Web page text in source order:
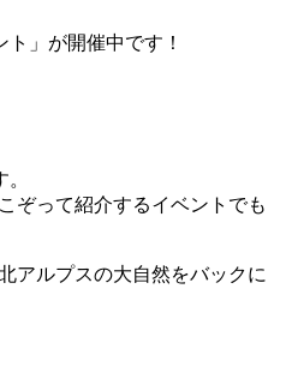
」が開催中です！
ぞって紹介するイベントでも
アルプスの大自然をバックに